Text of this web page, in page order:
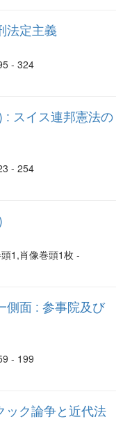
法定主義
- 324
: スイス連邦憲法の
- 254
1,肖像巻頭1枚 -
側面 : 参事院及び
- 199
ック論争と近代法